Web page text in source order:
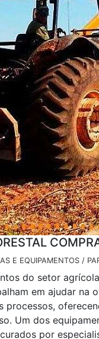
E EQUIPAMENTOS /
do setor
em ajudar na
processos,
Um dos
por